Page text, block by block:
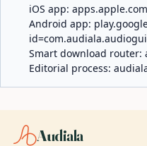
iOS app:
Android app:
Smart download router:
Editorial process:
Audiala